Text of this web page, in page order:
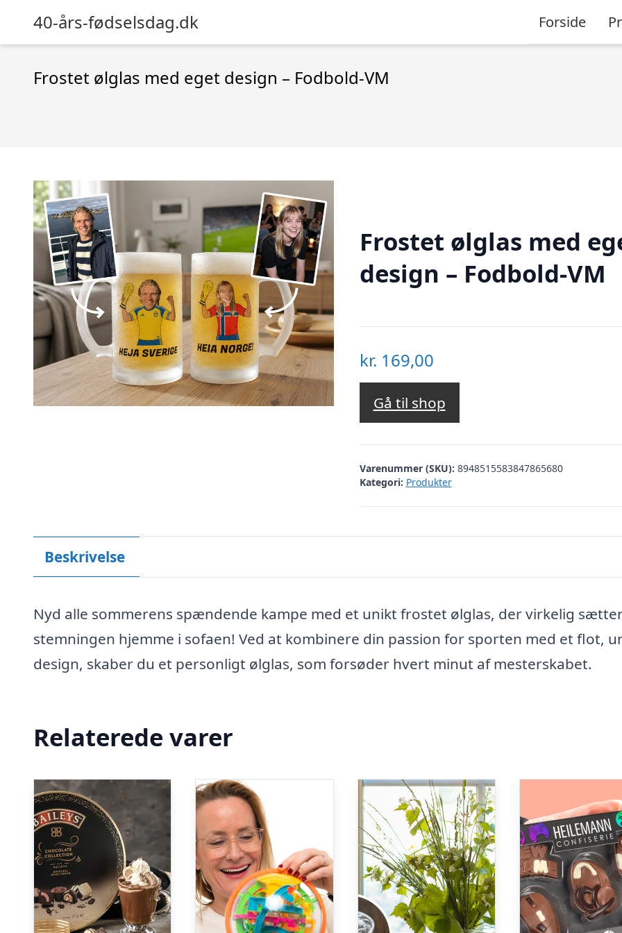
40-års-fødselsdag.dk Forside
Frostet ølglas med eget design – Fodbold-VM
Frostet ølglas med
design – Fodbold-VM
kr. 169,00
Gå til shop
Varenummer (SKU): 8948515583847865680
Kategori: Produkter
Beskrivelse
Nyd alle sommerens spændende kampe med et unikt frostet ølglas, der virkelig
stemningen hjemme i sofaen! Ved at kombinere din passion for sporten med et flot,
design, skaber du et personligt ølglas, som forsøder hvert minut af mesterskabet.
Relaterede varer